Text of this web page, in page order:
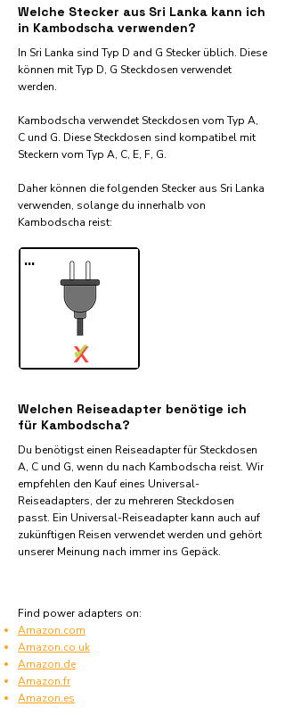
Welche Stecker aus Sri Lanka kann ich
in Kambodscha verwenden?
In Sri Lanka sind Typ D and G Stecker üblich. Diese
können mit Typ D, G Steckdosen verwendet
werden.
Kambodscha verwendet Steckdosen vom Typ A,
C und G. Diese Steckdosen sind kompatibel mit
Steckern vom Typ A, C, E, F, G.
Daher können die folgenden Stecker aus Sri Lanka
verwenden, solange du innerhalb von
Kambodscha reist:​
...
X
✓
Welchen Reiseadapter benötige ich
für Kambodscha?
Du benötigst einen Reiseadapter für Steckdosen
A, C und G, wenn du nach Kambodscha reist. Wir
empfehlen den Kauf eines Universal-
Reiseadapters, der zu mehreren Steckdosen
passt. Ein Universal-Reiseadapter kann auch auf
zukünftigen Reisen verwendet werden und gehört
unserer Meinung nach immer ins Gepäck.
Find power adapters on:
Amazon.com
Amazon.co.uk
Amazon.de
Amazon.fr
Amazon.es